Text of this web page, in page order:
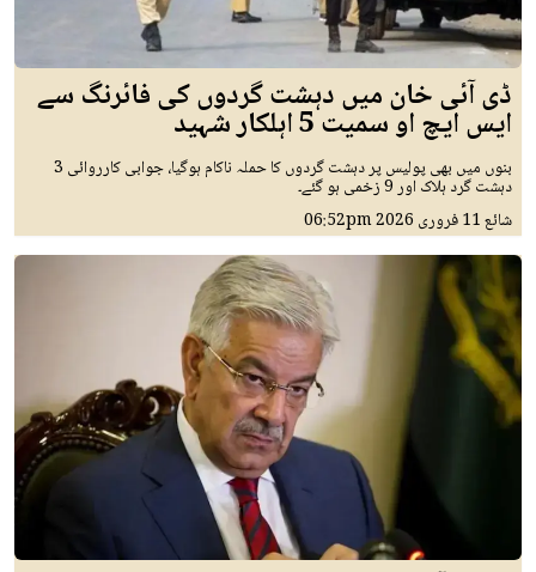
ڈی آئی خان میں دہشت گردوں کی فائرنگ سے
ایس ایچ او سمیت 5 اہلکار شہید
بنوں میں بھی پولیس پر دہشت گردوں کا حملہ ناکام ہوگیا، جوابی کارروائی 3
دہشت گرد ہلاک اور 9 زخمی ہو گئے۔
شائع11 فروری 2026 06:52pm